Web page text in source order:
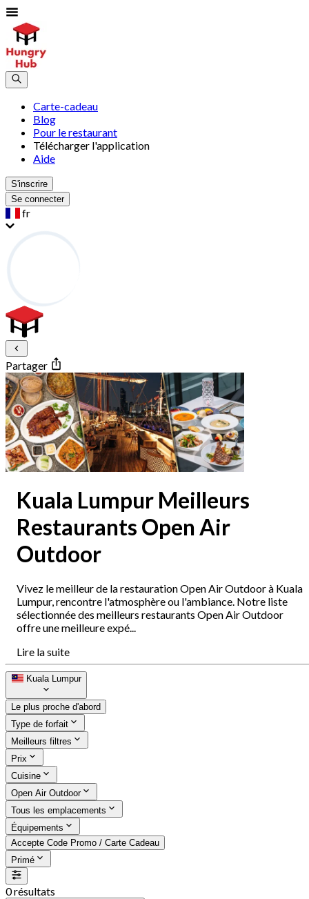
Carte-cadeau
Blog
Pour le restaurant
Télécharger l'application
Aide
S'inscrire
Se connecter
fr
Partager
Kuala Lumpur Meilleurs
Restaurants Open Air
Outdoor
Vivez le meilleur de la restauration Open Air Outdoor à Kuala
Lumpur, rencontre l'atmosphère ou l'ambiance. Notre liste
sélectionnée des meilleurs restaurants Open Air Outdoor
offre une meilleure expé...
Lire la suite
Kuala Lumpur
Le plus proche d'abord
Type de forfait
Meilleurs filtres
Prix
Cuisine
Open Air Outdoor
Tous les emplacements
Équipements
Accepte Code Promo / Carte Cadeau
Primé
0 résultats